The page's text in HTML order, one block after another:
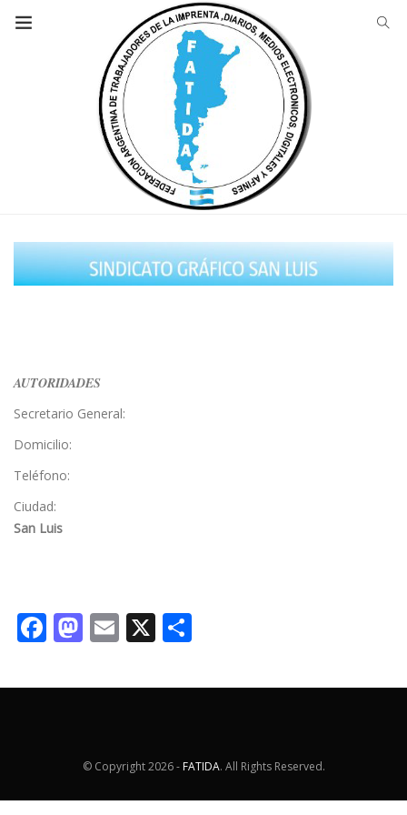
AUTORIDADES
Secretario General:
Domicilio:
Teléfono:
Ciudad:
San Luis
Facebook
Mastodon
Email
X
© Copyright2026 - FATIDA. All Rights Reserved.